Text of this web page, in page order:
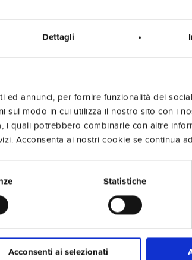
Dettagli
ed annunci, per fornire funzionalità dei
sul modo in cui utilizza il nostro sito con i
i quali potrebbero combinarle con altre
Acconsenta ai nostri cookie se continua
Statistiche
Acconsenti ai selezionati